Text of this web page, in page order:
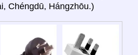
Chéngdū, Hángzhōu.)